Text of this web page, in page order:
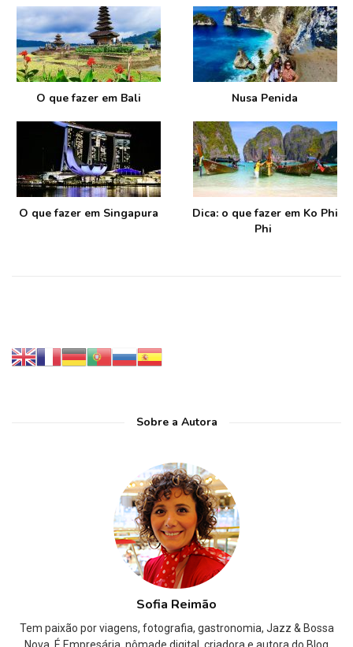
O que fazer em Bali Nusa Penida
O que fazer em Singapura
Dica: o que fazer em Ko Phi
Phi
Sobre a Autora
Sofia Reimão
Tem paixão por viagens, fotografia, gastronomia, Jazz & Bossa